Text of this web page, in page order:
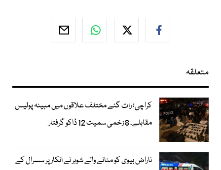
متعلقہ
کراچی؛ رات گئے مختلف علاقوں میں مبینہ پولیس
مقابلے، 8 زخمی سمیت 12 ڈاکو گرفتار
ناراض بیوی کو منانے والے شوہر نے انکار پر سسرال کے